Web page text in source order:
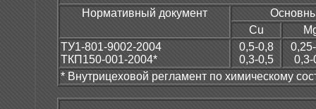
Нормативный документ
Cu
ТУ1-801-9002-2004
ТКП150-001-2004*
0,5-0,8
0,3-0,5
0,3-
* Внутрицеховой регламент по химическому